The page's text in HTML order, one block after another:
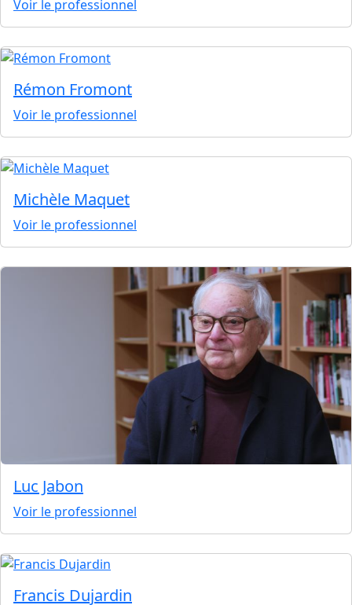
Voir le professionnel
Rémon Fromont
Voir le professionnel
Michèle Maquet
Voir le professionnel
Luc Jabon
Voir le professionnel
Francis Dujardin